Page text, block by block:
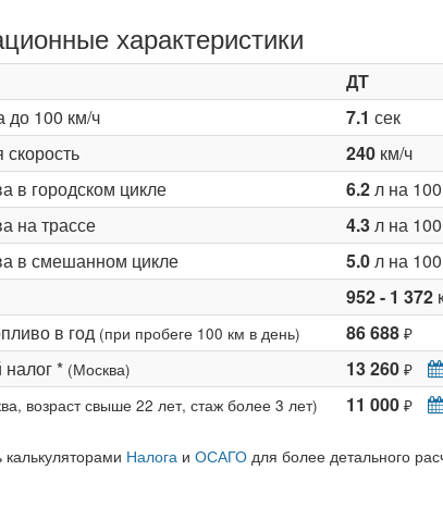
характеристики
ДТ
до 100 км/ч
7.1 сек
240км/ч
в городском цикле
6.2л на
на трассе
4.3л на
в смешанном цикле
5.0л на
952 - 1 372
в год (при пробеге 100 км в день) 86 688 ₽
* (Москва) 13 260 ₽
возраст свыше 22 лет, стаж более 3 лет) 11 000 ₽
калькуляторами Налогаи ОСАГОдля более детального